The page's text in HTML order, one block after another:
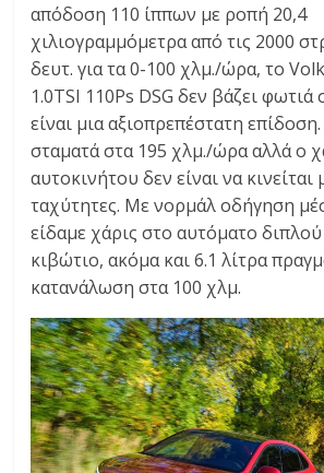
απόδοση 110 ίππων με ροπή 20,4
χιλιογραμμόμετρα από τις 2000
δευτ. για τα 0-100 χλμ./ώρα, το
1.0TSI 110Ps DSG δεν βάζει
είναι μια αξιοπρεπέστατη
σταματά στα 195 χλμ./ώρα αλλά ο
αυτοκινήτου δεν είναι να
ταχύτητες. Με νορμάλ οδήγηση
είδαμε χάρις στο αυτόματο
κιβώτιο, ακόμα και 6.1 λίτρα
κατανάλωση στα 100 χλμ.